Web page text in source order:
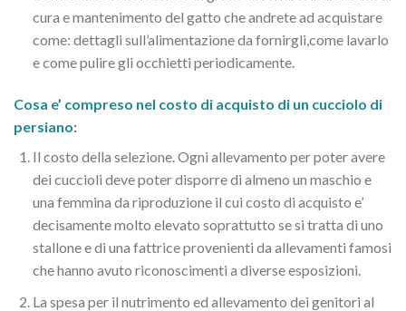
cura e mantenimento del gatto che andrete ad acquistare
come: dettagli sull’alimentazione da fornirgli,come lavarlo
e come pulire gli occhietti periodicamente.
Cosa e’ compreso nel costo di acquisto di un cucciolo di
persiano:
Il costo della selezione. Ogni allevamento per poter avere
dei cuccioli deve poter disporre di almeno un maschio e
una femmina da riproduzione il cui costo di acquisto e’
decisamente molto elevato soprattutto se si tratta di uno
stallone e di una fattrice provenienti da allevamenti famosi
che hanno avuto riconoscimenti a diverse esposizioni.
La spesa per il nutrimento ed allevamento dei genitori al